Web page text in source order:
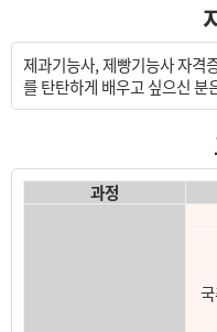
제과기능사, 제빵기능사 자격
를 탄탄하게 배우고 싶으신 분
과정